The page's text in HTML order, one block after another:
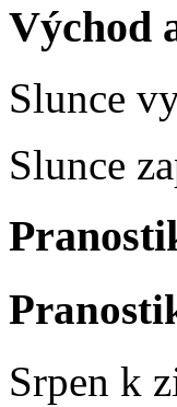
Východ
Slunce
Slunce
Srpen k